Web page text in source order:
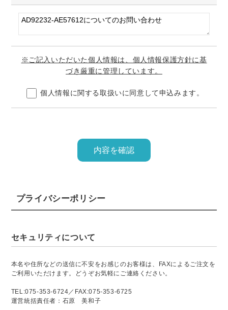
※ご記入いただいた個人情報は、個人情報保護方針に基
づき厳重に管理しています。
個人情報に関する取扱いに同意して申込みます。
プライバシーポリシー
セキュリティについて
本名や住所などの送信に不安をお感じのお客様は、FAXによるご注文を
ご利用いただけます。どうぞお気軽にご連絡ください。
TEL:075-353-6724／FAX:075-353-6725
運営統括責任者：石原 美和子